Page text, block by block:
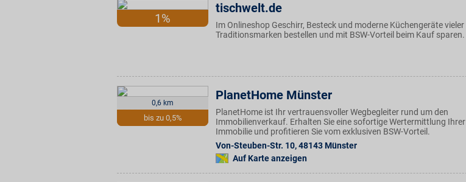
1%
tischwelt.de
Im Onlineshop Geschirr, Besteck und moderne Küchengeräte vieler
Traditionsmarken bestellen und mit BSW-Vorteil beim Kauf sparen.
0,6 km
bis zu 0,5%
PlanetHome Münster
PlanetHome ist Ihr vertrauensvoller Wegbegleiter rund um den
Immobilienverkauf. Erhalten Sie eine sofortige Wertermittlung Ihrer
Immobilie und profitieren Sie vom exklusiven BSW-Vorteil.
Von-Steuben-Str. 10,48143 Münster
Auf Karte anzeigen